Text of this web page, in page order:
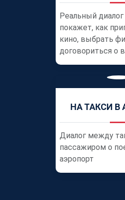
Реальный
покажет, как
кино, выбрать
договориться о
НА ТАКСИ В
Диалог между
пассажиром о
аэропорт